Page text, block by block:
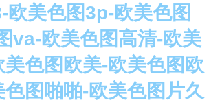
欧美色图3p-欧美色图
va-欧美色图高清-欧美
色图欧美-欧美色图欧
图啪啪-欧美色图片久